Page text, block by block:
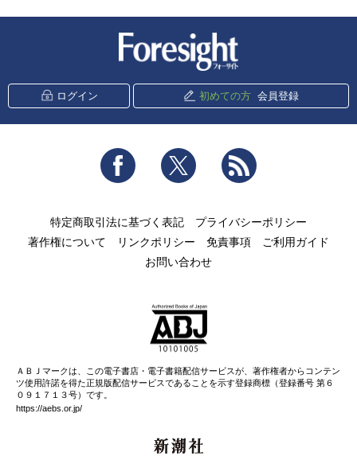
ログイン 初めての方 会員登録
Facebook Twitter
特定商取引法に基づく表記
プライバシーポリシー
著作権について
リンクポリシー 免責事項
ご利用ガイド
お問い合わせ
ＡＢＪマークは、この電子書店・電子書籍配信サービスが、著作権者からコンテン
ツ使用許諾を得た正規版配信サービスであることを示す登録商標（登録番号 第６
０９１７１３号）です。
https://aebs.or.jp/